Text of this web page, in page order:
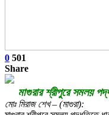
0 501
Share
মাগুরার শ্রীপুরে সমলয়
মোঃ মিরাজ শেখ – (মাগুরা):